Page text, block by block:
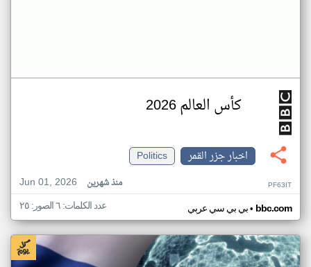
كأس العالم 2026
اخبار جزر القمر
Politics
Jun 01, 2026
منذ شهرين PF63IT
بي بي سي عربي• bbc.com عدد الكلمات: ٦ الصور: ٢٥